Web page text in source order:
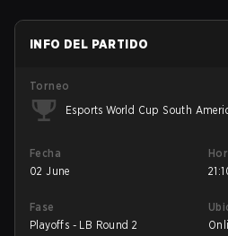
INFO DEL PARTIDO
Torneo
Esports World Cup South
Fecha
02 June
Fase
Playoffs - LB Round 2